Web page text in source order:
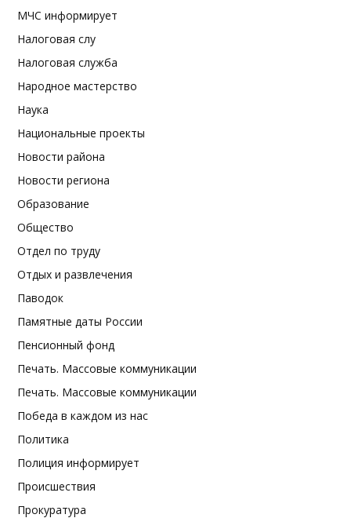
МЧС информирует
Налоговая слу
Налоговая служба
Народное мастерство
Наука
Национальные проекты
Новости района
Новости региона
Образование
Общество
Отдел по труду
Отдых и развлечения
Паводок
Памятные даты России
Пенсионный фонд
Печать. Массовые коммуникации
Печать. Массовые коммуникации
Победа в каждом из нас
Политика
Полиция информирует
Происшествия
Прокуратура